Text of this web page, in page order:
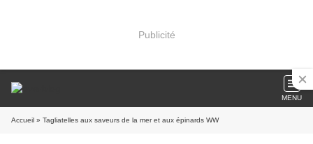
Publicité
MENU
Accueil » Tagliatelles aux saveurs de la mer et aux épinards WW